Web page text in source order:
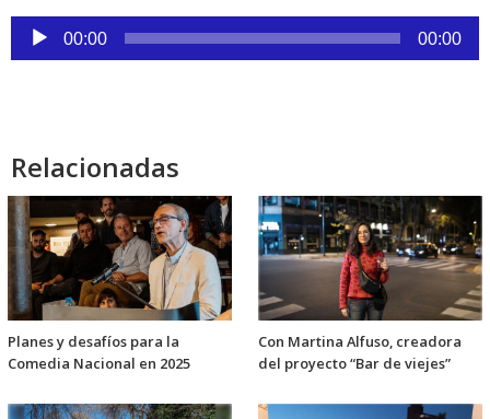
Reproductor
de
00:00 00:00
Relacionadas
Planes y desafíos para la
Comedia Nacional en 2025
Con Martina Alfuso, creadora
del proyecto “Bar de viejes”